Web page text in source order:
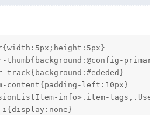
content{padding-left:10px}
info>.item-
i{display:none}